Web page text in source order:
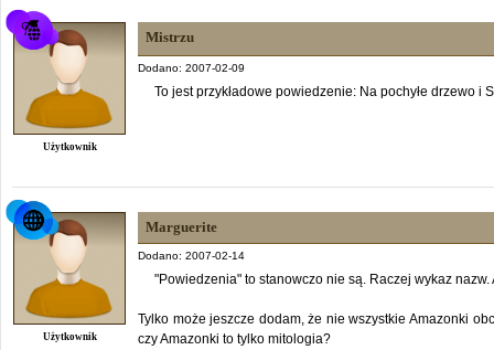
Użytkownik
Mistrzu
Dodano: 2007-02-09
To jest przykładowe powiedzenie: Na pochyłe drzewo i
Użytkownik
Marguerite
Dodano: 2007-02-14
"Powiedzenia" to stanowczo nie są. Raczej wykaz nazw.
Tylko może jeszcze dodam, że nie wszystkie Amazonki
czy Amazonki to tylko mitologia?